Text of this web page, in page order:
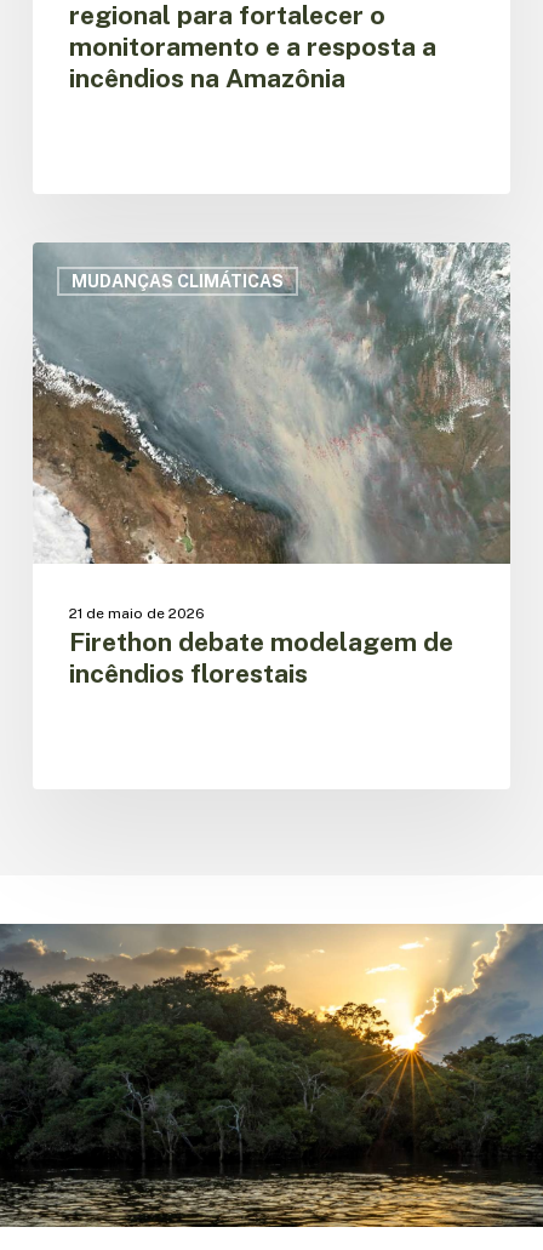
regional para fortalecer o
monitoramento e a resposta a
incêndios na Amazônia
MUDANÇAS CLIMÁTICAS
debate
modelagem
de
incêndios
florestais
21 de maio de 2026
Firethon debate modelagem de
incêndios florestais